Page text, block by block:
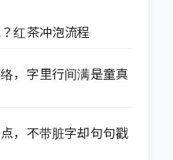
红茶冲泡流程
，字里行间满是童真
，不带脏字却句句戳